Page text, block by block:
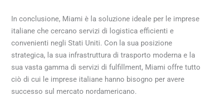
In conclusione, Miami è la soluzione ideale per le imprese
italiane che cercano servizi di logistica efficienti e
convenienti negli Stati Uniti. Con la sua posizione
strategica, la sua infrastruttura di trasporto moderna e la
sua vasta gamma di servizi di fulfillment, Miami offre tutto
ciò di cui le imprese italiane hanno bisogno per avere
successo sul mercato nordamericano.